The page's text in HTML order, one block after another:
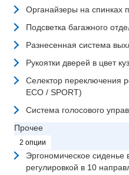
Органайзеры на спинках
Подсветка багажного
Разнесенная система
Рукоятки дверей в цвет
Селектор переключения
ECO / SPORT)
Система голосового
Прочее
2 опции
Эргономическое сиденье
регулировкой в 10